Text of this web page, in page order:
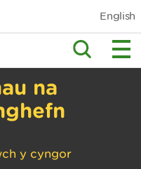
English
na
y cyngor